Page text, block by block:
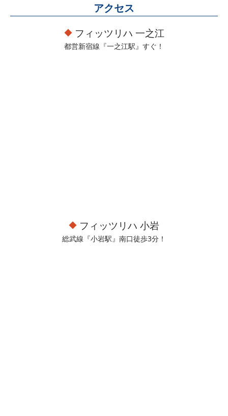
アクセス
フィッツリハ 一之江
都営新宿線『一之江駅』すぐ！
フィッツリハ 小岩
総武線『小岩駅』南口徒歩3分！